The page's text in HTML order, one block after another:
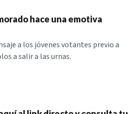
hace una emotiva
a los jóvenes votantes previo a
a salir a las urnas.